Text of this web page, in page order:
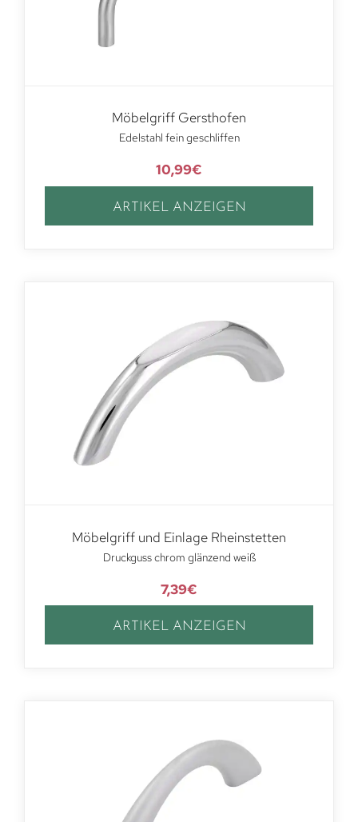
Möbelgriff Gersthofen
Edelstahl fein geschliffen
10,99€
ARTIKEL ANZEIGEN
Möbelgriff und Einlage Rheinstetten
Druckguss chrom glänzend weiß
7,39€
ARTIKEL ANZEIGEN